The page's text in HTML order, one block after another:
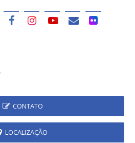
CONTATO
LOCALIZAÇÃO